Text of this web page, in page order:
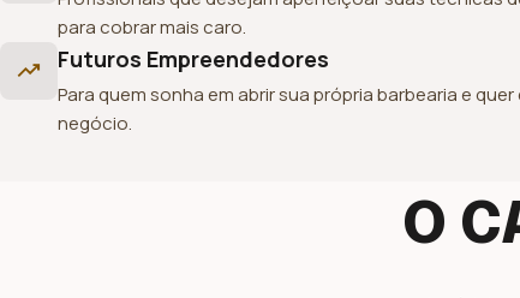
para cobrar mais caro.
trending_up Futuros Empreendedores
Para quem sonha em abrir sua própria barbearia e
negócio.
O